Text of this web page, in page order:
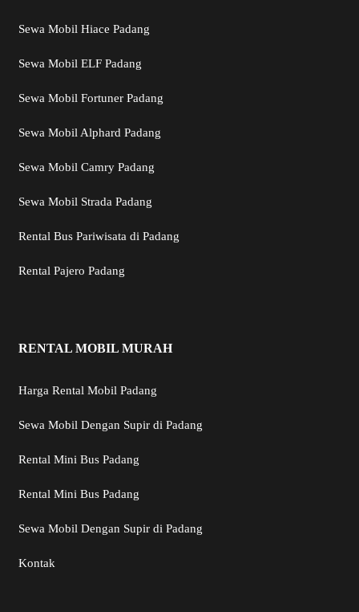
Sewa Mobil Hiace Padang
Sewa Mobil ELF Padang
Sewa Mobil Fortuner Padang
Sewa Mobil Alphard Padang
Sewa Mobil Camry Padang
Sewa Mobil Strada Padang
Rental Bus Pariwisata di Padang
Rental Pajero Padang
RENTAL MOBIL MURAH
Harga Rental Mobil Padang
Sewa Mobil Dengan Supir di Padang
Rental Mini Bus Padang
Rental Mini Bus Padang
Sewa Mobil Dengan Supir di Padang
Kontak